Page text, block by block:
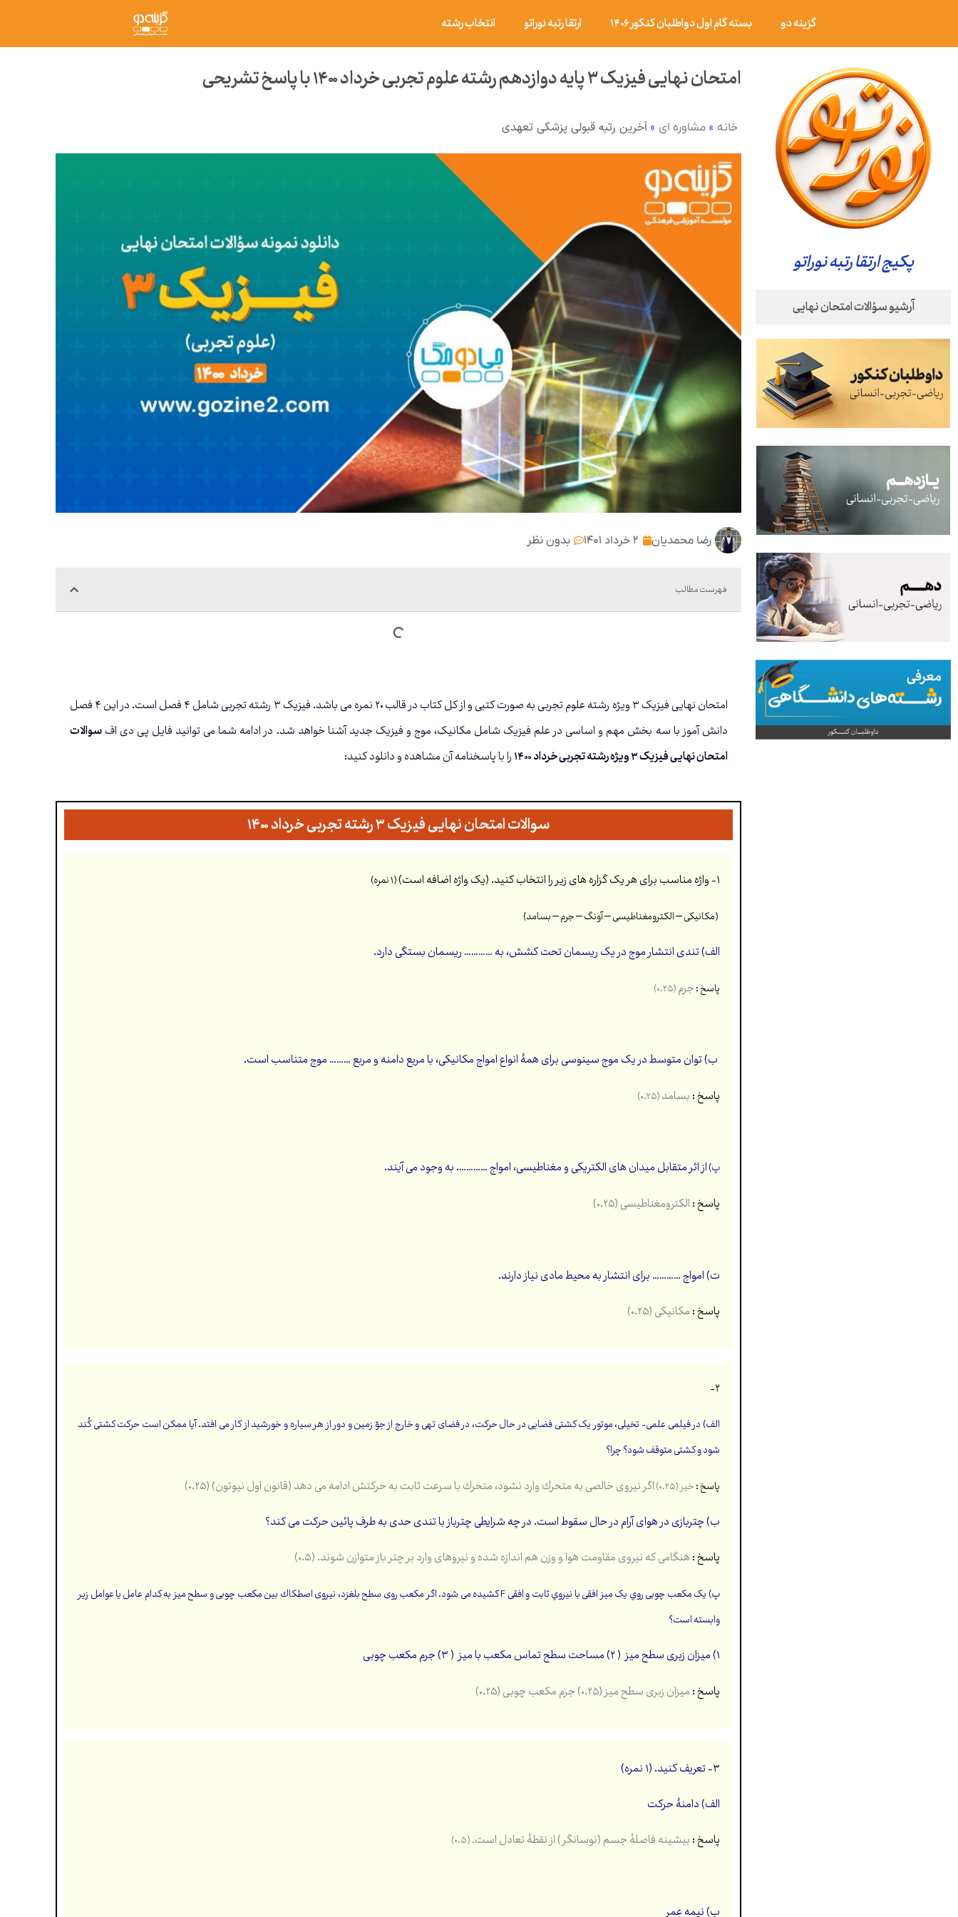
گزینه دو بسته گام اول دواطلبان کنکور ۱۴۰۶ ارتقا رتبه نوراتو انتخاب رشته
پکیج ارتقا رتبه نوراتو
آرشیو سؤالات امتحان نهایی
امتحان نهایی فیزیک ۳ پایه دوازدهم رشته علوم تجربی خرداد ۱۴۰۰ با پاسخ تشریحی
خانه » مشاوره ای » آخرین رتبه قبولی پزشکی تعهدی
رضا محمدیان ۲ خرداد ۱۴۰۱ بدون نظر
فهرست مطالب
امتحان نهایی فیزیک ۳ ویژه رشته علوم تجربی به صورت کتبی و از کل کتاب در قالب ۲۰ نمره می باشد. فیزیک ۳ رشته تجربی شامل ۴ فصل است. در این ۴ فصل
دانش آموز با سه بخش مهم و اساسی در علم فیزیک شامل مکانیک، موج و فیزیک جدید آشنا خواهد شد. در ادامه شما می توانید فایل پی دی افسوالات
امتحان نهایی فیزیک ۳ ویژه رشته تجربی خرداد ۱۴۰۰
را با پاسخنامه آن مشاهده و دانلود کنید:
سوالات امتحان نهایی فیزیک ۳ رشته تجربی خرداد ۱۴۰۰
۱- واژه مناسب برای هر یک گزاره های زیر را انتخاب کنید. (یک واژه اضافه است)(۱ نمره)
(مکانیکی – الکترومغناطیسی – آونگ – جرم – بسامد)
الف)تندی انتشار موج در یک ریسمان تحت کشش، به ………… ریسمان بستگی دارد.
پاسخ :جرم(۰.۲۵)
ب)توان متوسط در یک موج سینوسی برای همۀ انواع امواج مکانیکی، با مربع دامنه و مربع ……… موج متناسب است.
پاسخ :بسامد(۰.۲۵)
پ)از اثر متقابل میدان های الکتریکی و مغناطیسی، امواج …………. به وجود می آیند.
پاسخ :الکترومغناطیسی (۰.۲۵)
ت) امواج ………… برای انتشار به محیط مادی نیاز دارند.
پاسخ :مکانیکی (۰.۲۵)
۲-
الف) در فیلمی علمی- تخیلی، موتور یک کشتی فضایی در حال حرکت، در فضای تهی و خارج از جوّ زمین و دور از هرسیاره و خورشید از کار می افتد. آیا ممکن است حرکت کشتی کُند
شود و کشتی متوقف شود؟ چرا؟
پاسخ :خیر (۰.۲۵)
اگر نیروی خالصی به متحرك وارد نشود، متحرك با سرعت ثابت به حرکتش ادامه می دهد (قانون اول نیوتون) (۰.۲۵)
ب) چتربازی در هوای آرام در حال سقوط است. در چه شرایطی چترباز با تندی حدی به طرف پائین حرکت می کند؟
پاسخ :هنگامی که نیروی مقاومت هوا و وزن هم اندازه شده و نیروهای وارد بر چتر باز متوازن شوند. (۰.۵)
پ) یک مکعب چوبی روي یک میز افقی با نیروي ثابت و افقی F کشیده می شود. اگر مکعب روی سطح بلغزد، نیروی
اصطکاك بین مکعب چوبی و سطح میز به کدام عامل یا عوامل زیر
وابسته است؟
۱) میزان زبری سطح میز ( ۲) مساحت سطح تماس مکعب با میز ( ۳) جرم مکعب چوبی
پاسخ :میزان زبری سطح میز (۰.۲۵) جرم مکعب چوبی (۰.۲۵)
۳- تعریف کنید. (۱ نمره)
الف) دامنۀ حرکت
پاسخ :بیشینه فاصلۀ جسم (نوسانگر) از نقطۀ تعادل است. (۰.۵)
ب) نیمه عمر